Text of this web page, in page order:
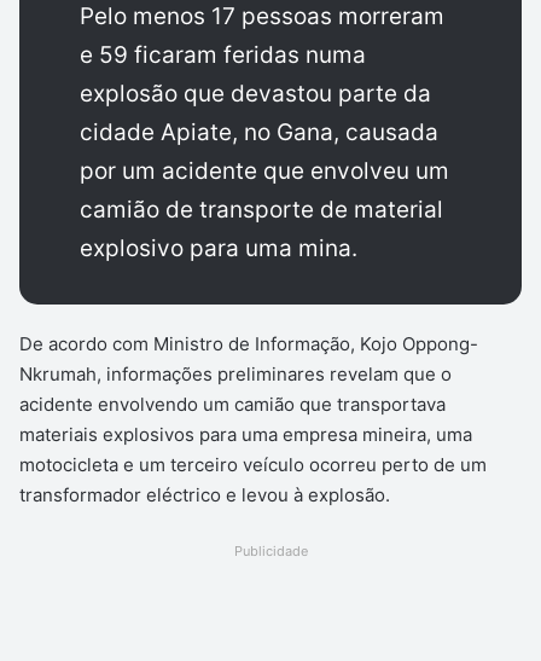
Pelo menos 17 pessoas morreram
e 59 ficaram feridas numa
explosão que devastou parte da
cidade Apiate, no Gana, causada
por um acidente que envolveu um
camião de transporte de material
explosivo para uma mina.
De acordo com Ministro de Informação, Kojo Oppong-
Nkrumah, informações preliminares revelam que o
acidente envolvendo um camião que transportava
materiais explosivos para uma empresa mineira, uma
motocicleta e um terceiro veículo ocorreu perto de um
transformador eléctrico e levou à explosão.
Publicidade